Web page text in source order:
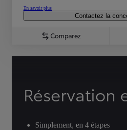
En savoir plus
Contactez la
Comparez
Réservation
Simplement, en 4 étapes